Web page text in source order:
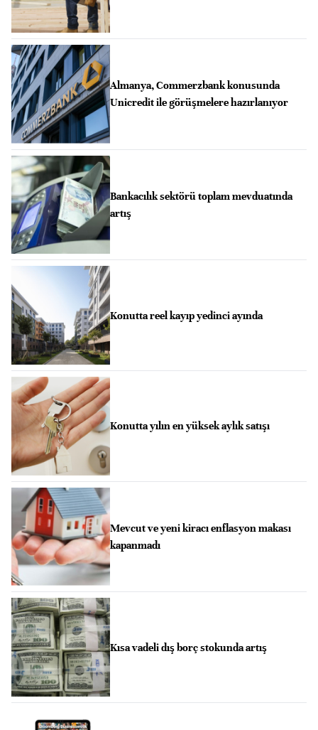
Almanya, Commerzbank konusunda
Unicredit ile görüşmelere hazırlanıyor
Bankacılık sektörü toplam mevduatında
artış
Konutta reel kayıp yedinci ayında
Konutta yılın en yüksek aylık satışı
Mevcut ve yeni kiracı enflasyon makası
kapanmadı
Kısa vadeli dış borç stokunda artış